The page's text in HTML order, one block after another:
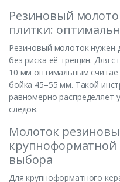
Резиновый
плитки:
Резиновый молоток нужен
без риска её трещин. Для
10 мм оптимальным
бойка 45–55 мм. Такой
равномерно распределяет
следов.
Молоток
крупноформатной
выбора
Для крупноформатного